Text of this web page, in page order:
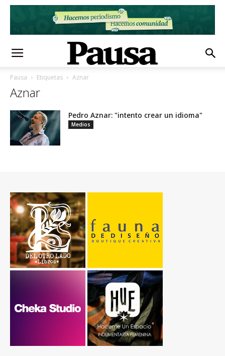
Pausa Etiquetas Aznar
Aznar
Pedro Aznar: "intento crear un idioma"
Medios